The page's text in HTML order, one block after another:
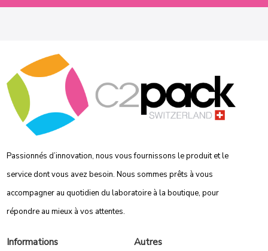
Passionnés d’innovation, nous vous fournissons le produit et le
service dont vous avez besoin. Nous sommes prêts à vous
accompagner au quotidien du laboratoire à la boutique, pour
répondre au mieux à vos attentes.
Informations Autres